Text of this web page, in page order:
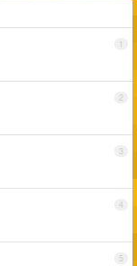
1
2
3
4
5